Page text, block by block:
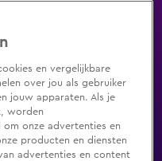
Zenders Genres
en vergelijkbare
over jou als gebruiker
jouw apparaten. Als je
worden
onze advertenties en
producten en diensten
advertenties en content